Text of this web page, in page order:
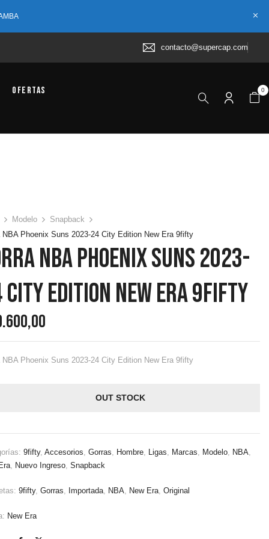
contacto@supercap.com
Ofertas 0
Modelo
Snapback
NBA Phoenix Suns 2023-24 City Edition New Era 9fifty
NBA Phoenix Suns 2023-
City Edition New Era 9fifty
NBA Phoenix Suns 2023-24 City Edition New Era 9fifty
OUT STOCK
9fifty, Accesorios Gorras Hombre, Ligas Marcas Modelo, NBA,
, Nuevo Ingreso, Snapback
9fifty, Gorras Importada, NBA, New Era, Original
New Era